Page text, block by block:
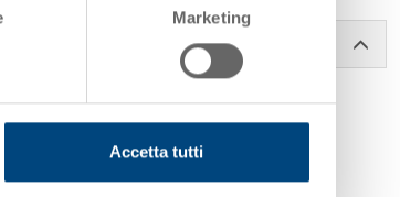
Marketing
Accetta tutti